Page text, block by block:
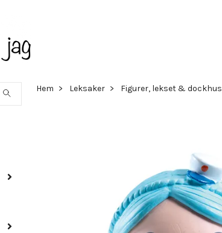
Hem Leksaker Figurer, lekset & dockhus